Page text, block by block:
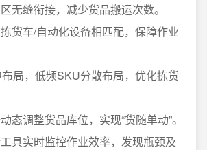
无缝衔接，减少货品搬运次数。
货车/自动化设备相匹配，保障作业
局，低频SKU分散布局，优化拣货
态调整货品库位，实现“货随单动”。
具实时监控作业效率，发现瓶颈及